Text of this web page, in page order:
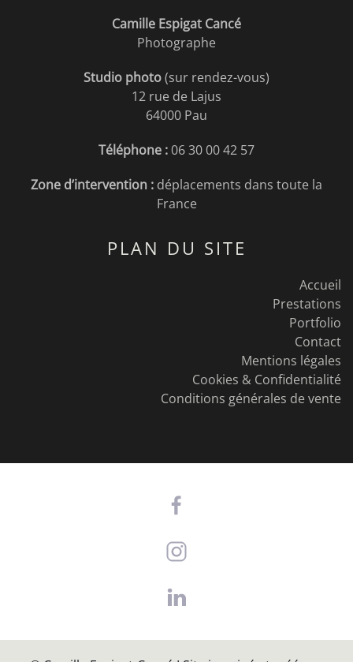
Camille Espigat Cancé
Photographe
Studio photo(sur rendez-vous)
12 rue de Lajus
64000 Pau
Téléphone :06 30 00 42 57
Zone d’intervention : déplacements dans toute la
France
PLAN DU SITE
Accueil
Prestations
Portfolio
Contact
Mentions légales
Cookies & Confidentialité
Conditions générales de vente